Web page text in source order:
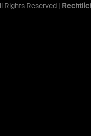
Reserved |